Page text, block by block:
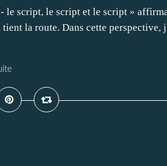
le script, le script et le script »
la route. Dans cette perspective,